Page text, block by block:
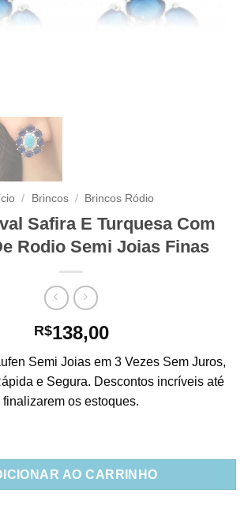
/ Brincos / Brincos Ródio
Safira E Turquesa Com
Rodio Semi Joias Finas
R$138,00
Semi Joias em 3 Vezes Sem Juros,
e Segura. Descontos incríveis até
finalizarem os estoques.
E Turquesa Com Banho De Rodio Semi
AO CARRINHO